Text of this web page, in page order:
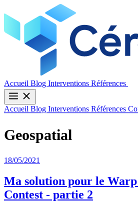
Accueil Blog Interventions Références
Accueil Blog Interventions Références
Geospatial
18/05/2021
Ma solution pour le Warp
Contest - partie 2